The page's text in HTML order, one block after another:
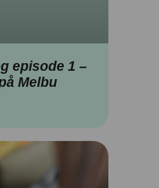
episode 1 –
Melbu